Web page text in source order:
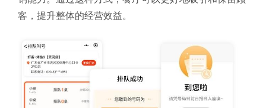
客，提升整体的经营效益。